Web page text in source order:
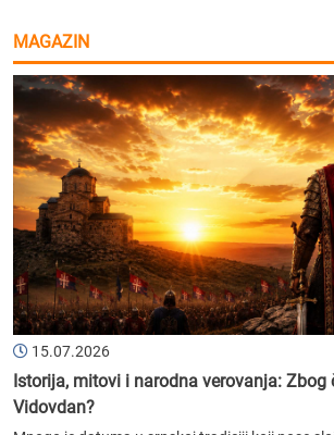
MAGAZIN
15.07.2026
Istorija, mitovi i narodna verovanja: Zbog
Vidovdan?